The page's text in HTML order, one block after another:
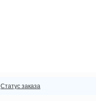
Статус заказа